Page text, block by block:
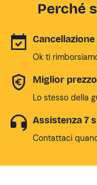
Perché
Ok ti
Miglior
Lo stesso della
Assistenza 7
Contattaci